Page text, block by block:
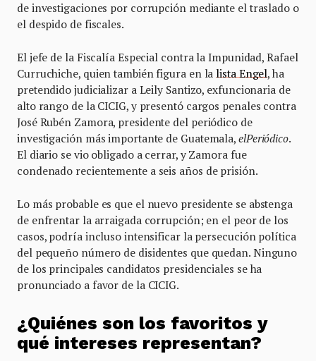
de investigaciones por corrupción mediante el traslado o
el despido de fiscales.
El jefe de la Fiscalía Especial contra la Impunidad, Rafael
Curruchiche, quien también figura en lalista Engel, ha
pretendido judicializar a Leily Santizo, exfuncionaria de
alto rango de la CICIG, y presentó cargos penales contra
José Rubén Zamora, presidente del periódico de
investigación más importante de Guatemala, elPeriódico.
El diario se vio obligado a cerrar, y Zamora fue
condenado recientemente a seis años de prisión.
Lo más probable es que el nuevo presidente se abstenga
de enfrentar la arraigada corrupción; en el peor de los
casos, podría incluso intensificar la persecución política
del pequeño número de disidentes que quedan. Ninguno
de los principales candidatos presidenciales se ha
pronunciado a favor de la CICIG.
¿Quiénes son los favoritos y
qué intereses representan?